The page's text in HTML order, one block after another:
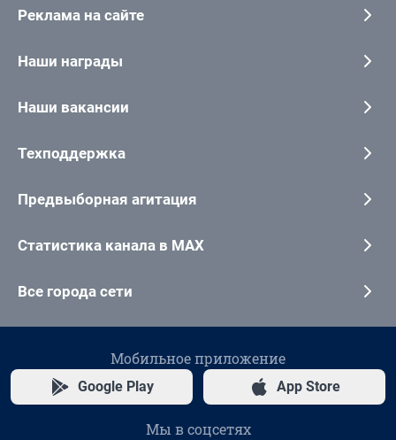
Реклама на сайте
Наши награды
Наши вакансии
Техподдержка
Предвыборная агитация
Статистика канала в MAX
Все города сети
Мобильное приложение
Google Play App Store
Мы в соцсетях